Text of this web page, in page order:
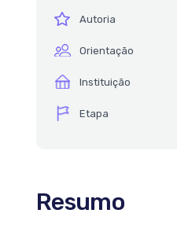
íconeAutoria
íconeOrientação
íconeInstituição
íconeEtapa
Resumo